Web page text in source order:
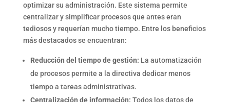
optimizar su administración. Este sistema permite
centralizar y simplificar procesos que antes eran
tediosos y requerían mucho tiempo. Entre los beneficios
más destacados se encuentran:
Reducción del tiempo de gestión: La automatización
de procesos permite a la directiva dedicar menos
tiempo a tareas administrativas.
Centralización de información: Todos los datos de